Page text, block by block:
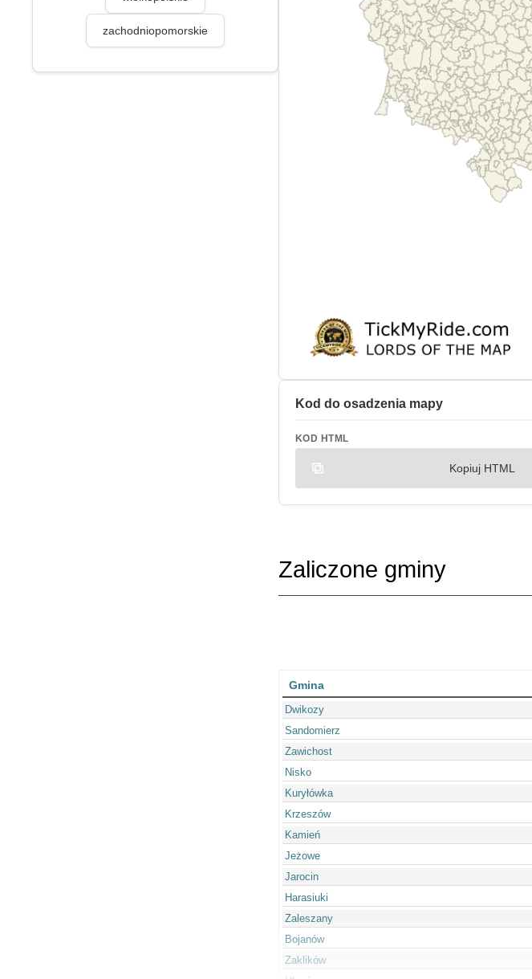
zachodniopomorskie
Kod do osadzenia mapy
KOD HTML
Kopiuj HTML
Zaliczone gminy
Gmina
Dwikozy
Sandomierz
Zawichost
Nisko
Kuryłówka
Krzeszów
Kamień
Jeżowe
Jarocin
Harasiuki
Zaleszany
Bojanów
Zaklików